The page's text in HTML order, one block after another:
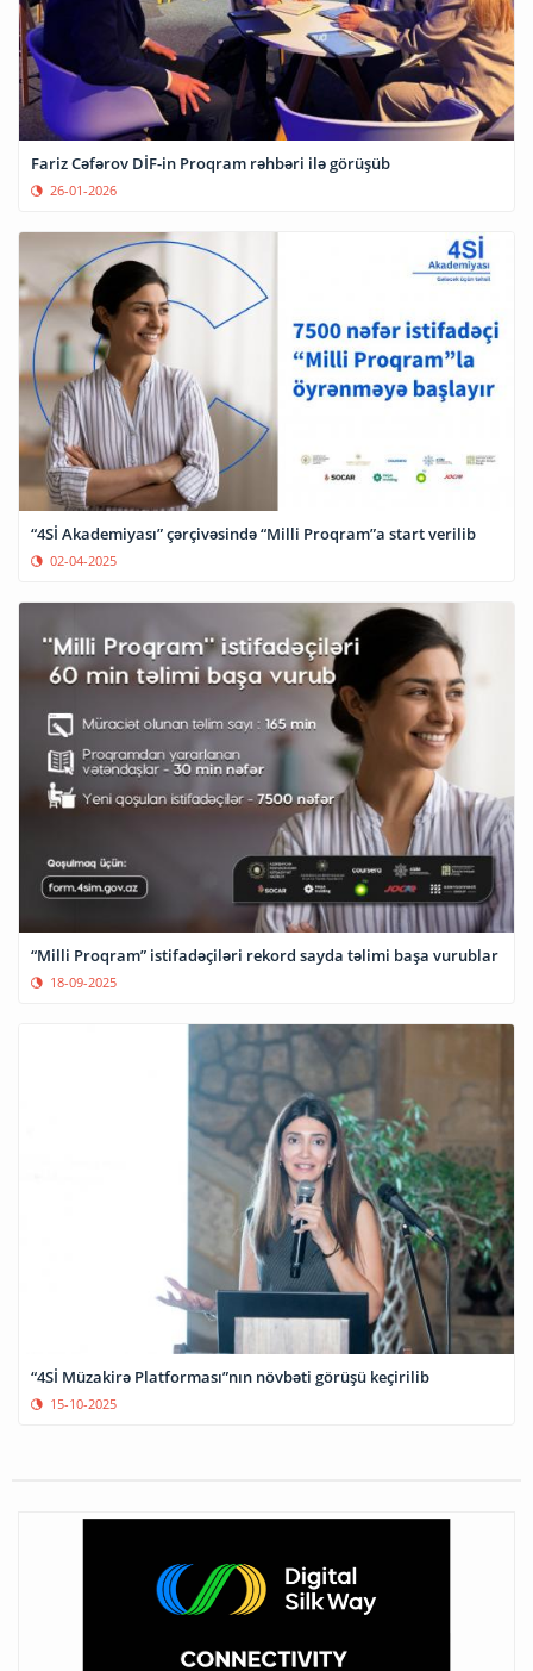
Fariz Cəfərov DİF-in Proqram rəhbəri ilə görüşüb
26-01-2026
“4Sİ Akademiyası” çərçivəsində “Milli Proqram”a start verilib
02-04-2025
“Milli Proqram” istifadəçiləri rekord sayda təlimi başa vurublar
18-09-2025
“4Sİ Müzakirə Platforması”nın növbəti görüşü keçirilib
15-10-2025